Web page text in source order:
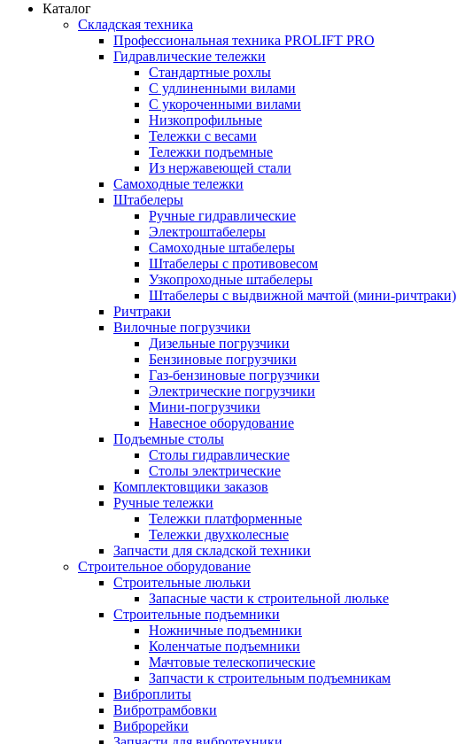
Каталог
Складская техника
Профессиональная техника PROLIFT PRO
Гидравлические тележки
Стандартные рохлы
С удлиненными вилами
С укороченными вилами
Низкопрофильные
Тележки с весами
Тележки подъемные
Из нержавеющей стали
Самоходные тележки
Штабелеры
Ручные гидравлические
Электроштабелеры
Самоходные штабелеры
Штабелеры с противовесом
Узкопроходные штабелеры
Штабелеры с выдвижной мачтой (мини-ричтраки)
Ричтраки
Вилочные погрузчики
Дизельные погрузчики
Бензиновые погрузчики
Газ-бензиновые погрузчики
Электрические погрузчики
Мини-погрузчики
Навесное оборудование
Подъемные столы
Столы гидравлические
Столы электрические
Комплектовщики заказов
Ручные тележки
Тележки платформенные
Тележки двухколесные
Запчасти для складской техники
Строительное оборудование
Строительные люльки
Запасные части к строительной люльке
Строительные подъемники
Ножничные подъемники
Коленчатые подъемники
Мачтовые телескопические
Запчасти к строительным подъемникам
Виброплиты
Вибротрамбовки
Виброрейки